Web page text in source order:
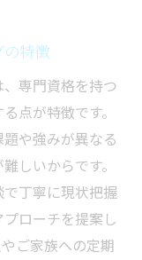
の特徴
専門資格を持つ
点が特徴です。
や強みが異なる
しいからです。
丁寧に現状把握
ローチを提案し
ご家族への定期